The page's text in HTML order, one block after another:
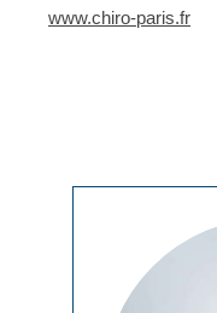
www.chiro-paris.fr